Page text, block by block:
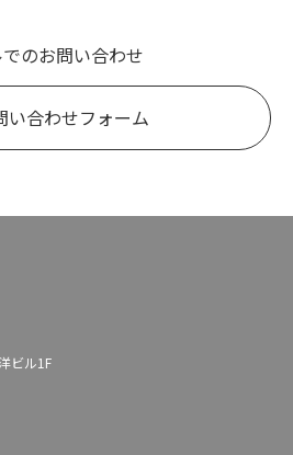
のお問い合わせ
い合わせフォーム
ビル1F